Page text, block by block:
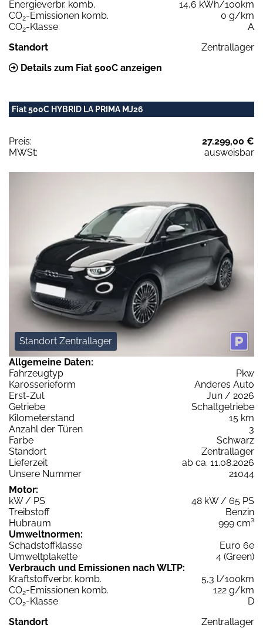
Energieverbr. komb.
14,6 kWh/100km
CO2-Emissionen komb.
0 g/km
CO2-Klasse
A
Standort
Zentrallager
Details zum Fiat 500C anzeigen
Fiat 500C HYBRID LA PRIMA MJ26
Preis:
27.299,00 €
MWSt:
ausweisbar
Standort Zentrallager
Allgemeine Daten:
Fahrzeugtyp
Pkw
Karosserieform
Anderes Auto
Erst-Zul.
Jun / 2026
Getriebe
Schaltgetriebe
Kilometerstand
15 km
Anzahl der Türen
3
Farbe
Schwarz
Standort
Zentrallager
Lieferzeit
ab ca. 11.08.2026
Unsere Nummer
21044
Motor:
kW / PS
48 kW / 65 PS
Treibstoff
Benzin
Hubraum
999 cm³
Umweltnormen:
Schadstoffklasse
Euro 6e
Umweltplakette
4 (Green)
Verbrauch und Emissionen nach WLTP:
Kraftstoffverbr. komb.
5,3 l/100km
CO2-Emissionen komb.
122 g/km
CO2-Klasse
D
Standort
Zentrallager